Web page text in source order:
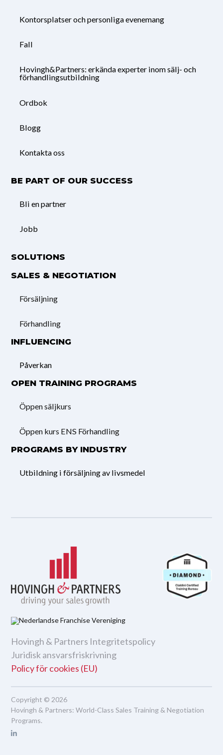
Kontorsplatser och personliga evenemang
Fall
Hovingh&Partners: erkända experter inom sälj- och
förhandlingsutbildning
Ordbok
Blogg
Kontakta oss
BE PART OF OUR SUCCESS
Bli en partner
Jobb
SOLUTIONS
SALES & NEGOTIATION
Försäljning
Förhandling
INFLUENCING
Påverkan
OPEN TRAINING PROGRAMS
Öppen säljkurs
Öppen kurs ENS Förhandling
PROGRAMS BY INDUSTRY
Utbildning i försäljning av livsmedel
Hovingh & Partners Integritetspolicy
Juridisk ansvarsfriskrivning
Policy för cookies (EU)
Copyright © 2026
Hovingh & Partners:World-Class Sales Training & Negotiation
Programs.